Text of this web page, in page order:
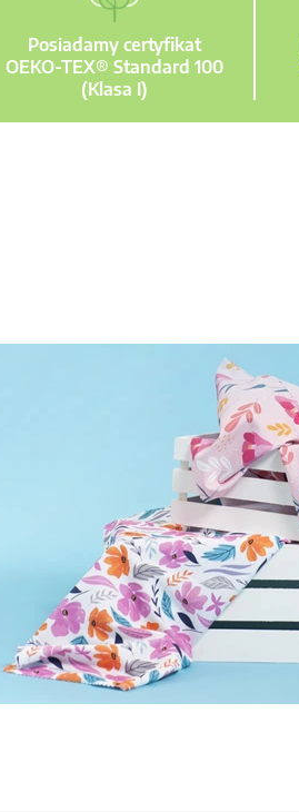
Posiadamy certyfikat
OEKO-TEX® Standard 100
(Klasa I)